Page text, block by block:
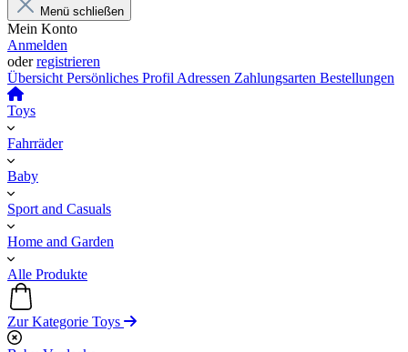
Menü schließen
Mein Konto
Anmelden
oderregistrieren
Übersicht Persönliches Profil Adressen Zahlungsarten Bestellungen
Toys
Fahrräder
Baby
Sport and Casuals
Home and Garden
Alle Produkte
Zur Kategorie Toys